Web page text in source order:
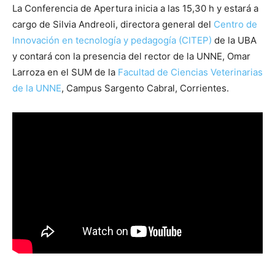
La Conferencia de Apertura inicia a las 15,30 h y estará a
cargo de Silvia Andreoli, directora general del Centro de
Innovación en tecnología y pedagogía (CITEP) de la UBA
y contará con la presencia del rector de la UNNE, Omar
Larroza en el SUM de la Facultad de Ciencias Veterinarias
de la UNNE, Campus Sargento Cabral, Corrientes.